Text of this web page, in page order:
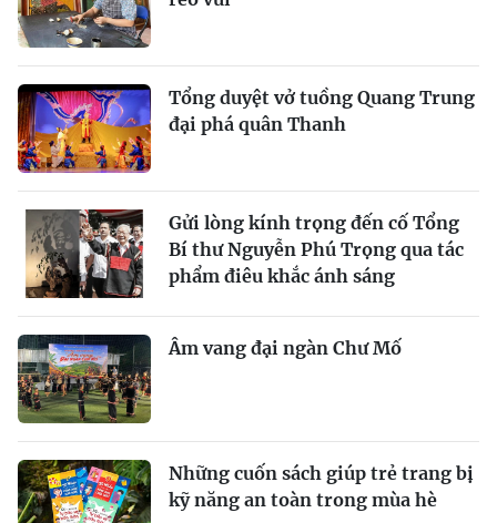
Tổng duyệt vở tuồng Quang Trung
đại phá quân Thanh
Gửi lòng kính trọng đến cố Tổng
Bí thư Nguyễn Phú Trọng qua tác
phẩm điêu khắc ánh sáng
Âm vang đại ngàn Chư Mố
Những cuốn sách giúp trẻ trang bị
kỹ năng an toàn trong mùa hè